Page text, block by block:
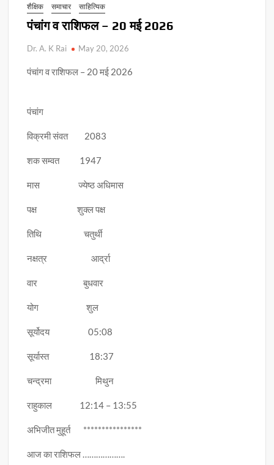
शैक्षिक
समाचार साहित्यिक
पंचांग व राशिफल – 20 मई 2026
Dr. A. K Rai May 20, 2026
पंचांग व राशिफल – 20 मई 2026
पंचांग
विक्रमी संवत 2083
शक सम्वत 1947
मास ज्येष्ठ अधिमास
पक्ष शुक्ल पक्ष
तिथि चतुर्थी
नक्षत्र आर्द्रा
वार बुधवार
योग शुल
सूर्योदय 05:08
सूर्यास्त 18:37
चन्द्रमा मिथुन
राहुकाल 12:14 – 13:55
अभिजीत मुहूर्त ****************
आज का राशिफल ……………….